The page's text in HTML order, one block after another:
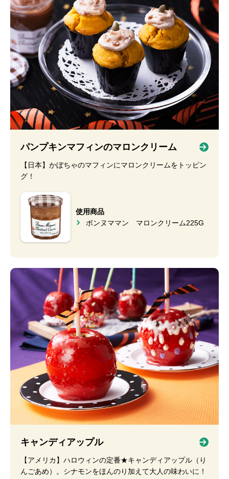
パンプキンマフィンのマロンクリーム
【日本】かぼちゃのマフィンにマロンクリームをトッピン
グ！
使用商品
ボンヌママン マロンクリーム225G
キャンディアップル
【アメリカ】ハロウィンの定番★キャンディアップル（り
んごあめ）。シナモンをほんのり加えて大人の味わいに！